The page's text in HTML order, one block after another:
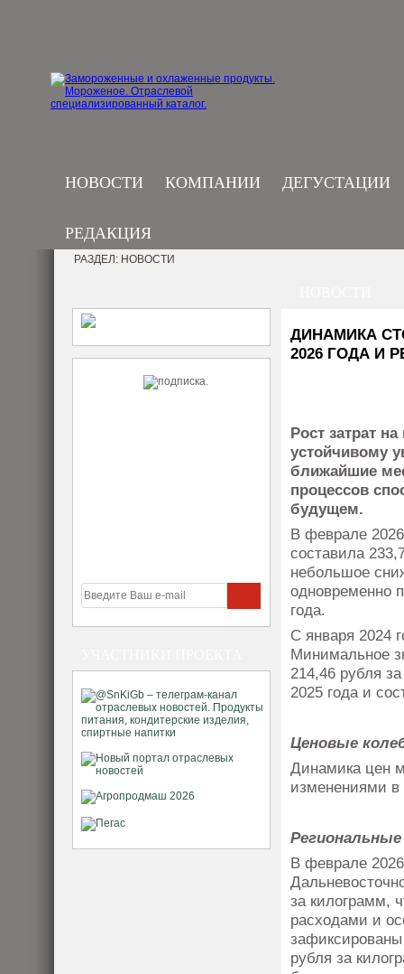
НОВОСТИ КОМПАНИИ ДЕГУСТАЦИИ
РЕДАКЦИЯ
РАЗДЕЛ: НОВОСТИ
ДИНАМИКА
2026 ГОДА И
Рост затрат
устойчивому
ближайшие
процессов
будущем.
В феврале
составила
небольшое
одновременно
года.
С января 2024
Минимальное
214,46 рубля
2025 года и
Ценовые
Динамика цен
изменениями в
В феврале
за килограмм,
расходами и
рубля за